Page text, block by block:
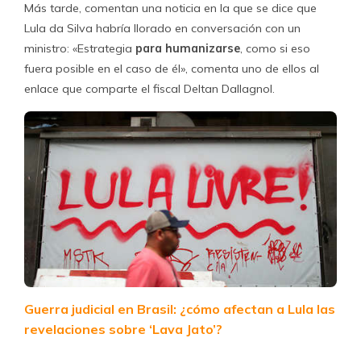
Más tarde, comentan una noticia en la que se dice que
Lula da Silva habría llorado en conversación con un
ministro: «Estrategia para humanizarse, como si eso
fuera posible en el caso de él», comenta uno de ellos al
enlace que comparte el fiscal Deltan Dallagnol.
Guerra judicial en Brasil: ¿cómo afectan a Lula las
revelaciones sobre ‘Lava Jato’?